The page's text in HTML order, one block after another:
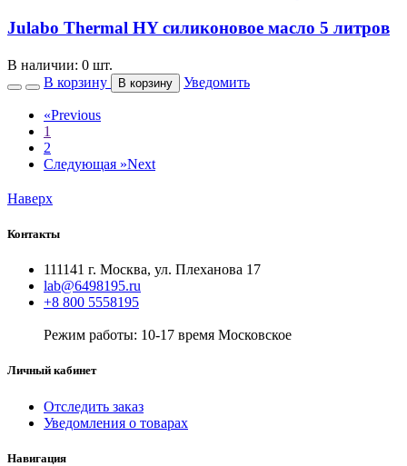
Julabo Thermal HY силиконовое масло 5 литров
В наличии: 0 шт.
В корзину
В корзину Уведомить
«Previous
1
2
Следующая »Next
Наверх
Контакты
111141 г. Москва, ул. Плеханова 17
lab@6498195.ru
+8 800 5558195
Режим работы: 10-17 время Московское
Личный кабинет
Отследить заказ
Уведомления о товарах
Навигация